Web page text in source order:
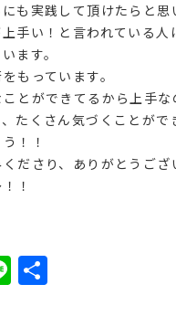
も実践して頂けたらと思
手い！と言われている人
ます。
もっています。
とができてるから上手な
たくさん気づくことがで
！！
ださり、ありがとうござ
！
Li